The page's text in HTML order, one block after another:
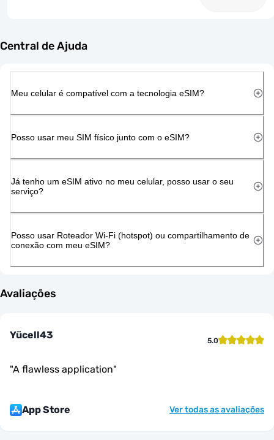
Central de Ajuda
Meu celular é compatível com a tecnologia eSIM?
Posso usar meu SIM físico junto com o eSIM?
Já tenho um eSIM ativo no meu celular, posso usar o seu
serviço?
Posso usar Roteador Wi-Fi (hotspot) ou compartilhamento de
conexão com meu eSIM?
Avaliações
Yücell43 5.0
"A flawless application"
App Store Ver todas as avaliações